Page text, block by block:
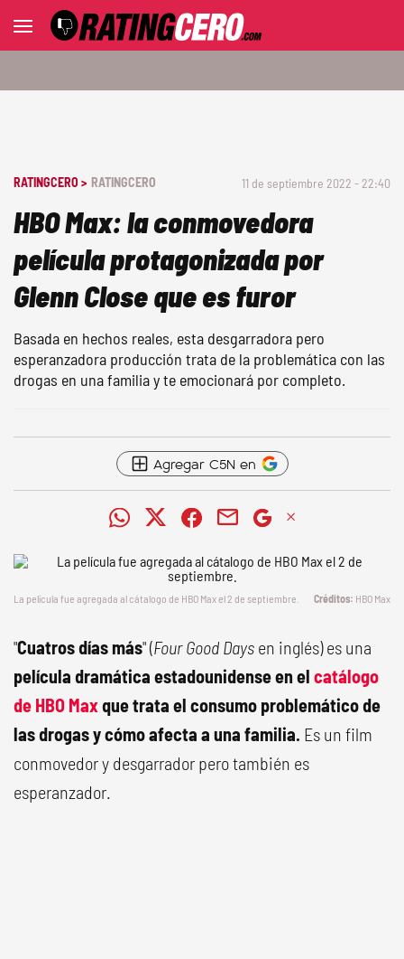
RATINGCERO > RATINGCERO 11 de septiembre 2022 - 22:40
HBO Max: la conmovedora
película protagonizada por
Glenn Close que es furor
Basada en hechos reales, esta desgarradora pero
esperanzadora producción trata de la problemática con las
drogas en una familia y te emocionará por completo.
Agregar C5N en
La película fue agregada al cátalogo de HBO Max el 2 de septiembre. HBO Max
"Cuatros días más" (Four Good Days en inglés) es una
película dramática estadounidense en el catálogo
de HBO Maxque trata el consumo problemático de
las drogas y cómo afecta a una familia. Es un film
conmovedor y desgarrador pero también es
esperanzador.